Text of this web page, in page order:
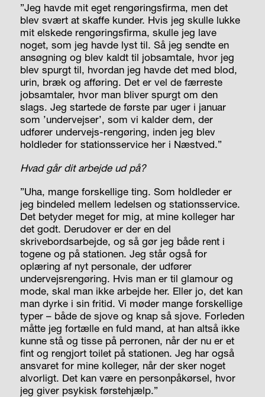
”Jeg havde mit eget rengøringsfirma, men det
blev svært at skaffe kunder. Hvis jeg skulle lukke
mit elskede rengøringsfirma, skulle jeg lave
noget, som jeg havde lyst til. Så jeg sendte en
ansøgning og blev kaldt til jobsamtale, hvor jeg
blev spurgt til, hvordan jeg havde det med blod,
urin, bræk og afføring. Det er vel de færreste
jobsamtaler, hvor man bliver spurgt om den
slags. Jeg startede de første par uger i januar
som ’undervejser’, som vi kalder dem, der
udfører undervejs-rengøring, inden jeg blev
holdleder for stationsservice her i Næstved.”
Hvad går dit arbejde ud på?
”Uha, mange forskellige ting. Som holdleder er
jeg bindeled mellem ledelsen og stationsservice.
Det betyder meget for mig, at mine kolleger har
det godt. Derudover er der en del
skrivebordsarbejde, og så gør jeg både rent i
togene og på stationen. Jeg står også for
oplæring af nyt personale, der udfører
undervejsrengøring. Hvis man er til glamour og
mode, skal man ikke arbejde her. Eller jo, det kan
man dyrke i sin fritid. Vi møder mange forskellige
typer – både de sjove og knap så sjove. Forleden
måtte jeg fortælle en fuld mand, at han altså ikke
kunne stå og tisse på perronen, når der nu er et
fint og rengjort toilet på stationen. Jeg har også
ansvaret for mine kolleger, når der sker noget
alvorligt. Det kan være en personpåkørsel, hvor
jeg giver psykisk førstehjælp.”